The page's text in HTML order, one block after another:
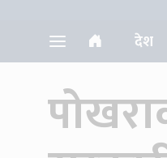
देश